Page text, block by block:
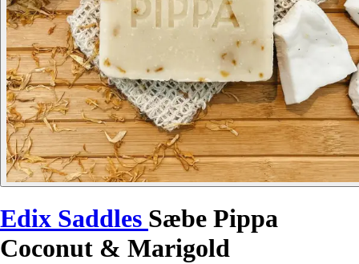
Edix Saddles Sæbe Pippa
Coconut & Marigold